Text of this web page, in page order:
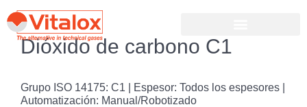
Dióxido de carbono C1
Grupo ISO 14175: C1 | Espesor: Todos los espesores |
Automatización: Manual/Robotizado